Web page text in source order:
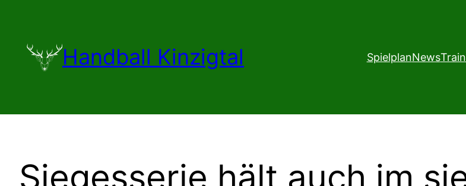
Handball Kinzigtal SpielplanNews
Siegesserie hält auch im